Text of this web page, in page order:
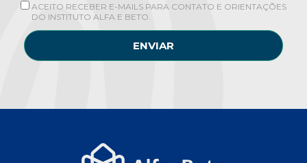
ACEITO RECEBER E-MAILS PARA CONTATO E ORIENTAÇÕES
DO INSTITUTO ALFA E BETO.
ENVIAR